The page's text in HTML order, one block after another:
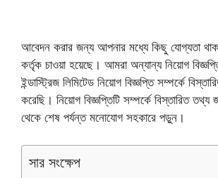
আবেদন করার জন্য আপনার মধ্যে কিছু যোগ্যতা
কর্তৃক চাওয়া হয়েছে। আমরা অন্যান্য নিয়োগ
ইন্ডাস্ট্রিজ লিমিটেড নিয়োগ বিজ্ঞপ্তি সম্পর্কে
করেছি। নিয়োগ বিজ্ঞপ্তিটি সম্পর্কে বিস্তারিত তথ্য
থেকে শেষ পর্যন্ত মনোযোগ সহকারে পড়ুন।
সার সংক্ষেপ